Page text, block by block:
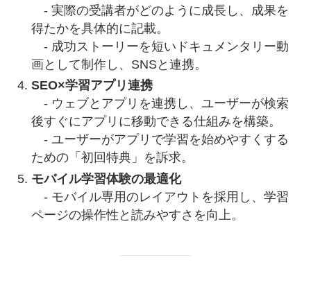
- 実際の受講者がどのように成長し、成果を
得たかを具体的に記載。
- 成功ストーリーを短いドキュメンタリー動
画として制作し、SNSと連携。
SEO×学習アプリ連携
- ウェブとアプリを連携し、ユーザーが検索
後すぐにアプリに移動できる仕組みを構築。
- ユーザーがアプリで学習を始めやすくする
ための「初回特典」を訴求。
モバイル学習体験の最適化
- モバイル専用のレイアウトを採用し、学習
ページの操作性と読みやすさを向上。